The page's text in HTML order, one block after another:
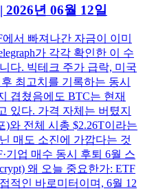
년 06월 12일
서 빠져나간 자금이 이미
가 각각 확인한 이 수
다. 빅테크 주가 급락, 미국
최고치를 기록하는 동시
겹쳤음에도 BTC는 현재
있다. 가격 자체는 버텼지
)와 전체 시총 $2.26T이라는
매도 소진에 가깝다는 것
기업 매수 동시 후퇴 6월 스
왜 오늘 중요한가: ETF
적인 바로미터이며, 6월 12